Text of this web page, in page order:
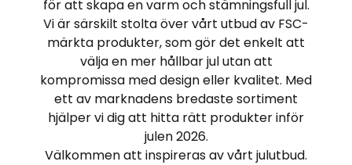
för att skapa en varm och stämningsfull jul.
Vi är särskilt stolta över vårt utbud av FSC-
märkta produkter, som gör det enkelt att
välja en mer hållbar jul utan att
kompromissa med design eller kvalitet. Med
ett av marknadens bredaste sortiment
hjälper vi dig att hitta rätt produkter inför
julen 2026.
Välkommen att inspireras av vårt julutbud.